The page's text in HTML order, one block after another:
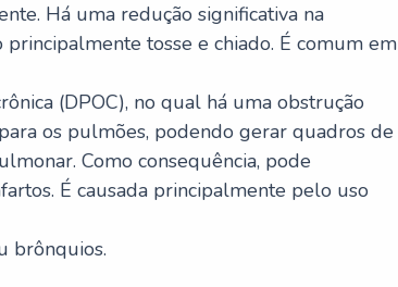
Há uma redução significativa na
principalmente tosse e chiado. É comum em
(DPOC), no qual há uma obstrução
os pulmões, podendo gerar quadros de
Como consequência, pode
É causada principalmente pelo uso
brônquios.